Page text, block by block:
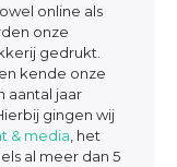
online als
onze
gedrukt.
kende onze
aantal jaar
gingen wij
& media , het
al meer dan 5